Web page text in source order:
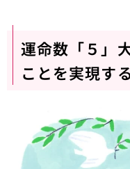
運命数「５」
ことを実現す